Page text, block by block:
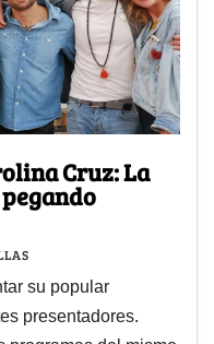
Cruz: La
su popular
presentadores.